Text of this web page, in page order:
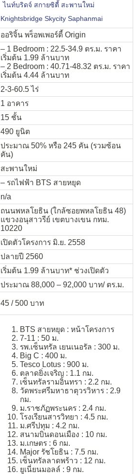
ไนท์บริดจ์ สกายซิตี้ สะพานใหม่
Knightsbridge Skycity Saphanmai
ออริจิ้น พร็อพเพอร์ตี้ Origin
– 1 Bedroom : 22.5-34.9 ตร.ม. ราคา
เริ่มต้น 1.99 ล้านบาท
– 2 Bedroom : 40.71-48.32 ตร.ม. ราคา
เริ่มต้น 4.44 ล้านบาท
2-3-60.5 ไร่
1 อาคาร
15 ชั้น
490 ยูนิต
ประมาณ 50% หรือ 245 คัน (รวมซ้อน
คัน)
สะพานใหม่
– รถไฟฟ้า BTS สายหยุด
n/a
ถนนพหลโยธิน (ใกล้ซอยพหลโยธิน 48)
แขวงอนุสาวรีย์ เขตบางเขน กทม.
10220
เปิดตัวโครงการ มิ.ย. 2558
ปลายปี 2560
เริ่มต้น 1.99 ล้านบาท* ช่วงเปิดตัว
ประมาณ 88,000 – 92,000 บาท/ ตร.ม.
45 / 500 บาท
BTS สายหยุด : หน้าโครงการ
7-11 : 50 ม.
รพ.เซ็นทรัล เยนเนอรัล : 300 ม.
Big C : 400 ม.
Tesco Lotus : 900 ม.
ตลาดยิ่งเจริญ : 1.1 กม.
เซ็นทรัลรามอินทรา : 2.2 กม.
วัดพระศรีมหาธาตุวรวิหาร : 2.9
กม.
ม.ราชภัฏพระนคร : 2.4 กม.
โรงเรียนสารวิทยา : 4.5 กม.
ม.ศรีปทุม : 4.2 กม.
สนามบินดอนเมือง : 10 กม.
ม.เกษตร : 6 กม.
Major รัชโยธิน : 7.5 กม.
เซ็นทรัลลาดพร้าว : 12 กม.
ยูเนี่ยนมอลล์ : 9 กม.